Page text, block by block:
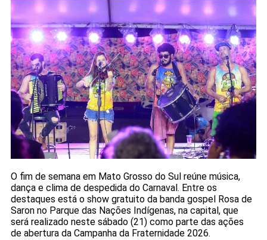
O fim de semana em Mato Grosso do Sul reúne música,
dança e clima de despedida do Carnaval. Entre os
destaques está o show gratuito da banda gospel Rosa de
Saron no Parque das Nações Indígenas, na capital, que
será realizado neste sábado (21) como parte das ações
de abertura da Campanha da Fraternidade 2026.